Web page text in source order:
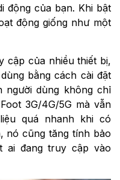
động của bạn. Khi bật
động giống như một
cập của nhiều thiết bị,
bằng cách cài đặt
người dùng không chỉ
3G/4G/5G mà vẫn
quá nhanh khi có
nó cũng tăng tính bảo
ai đang truy cập vào